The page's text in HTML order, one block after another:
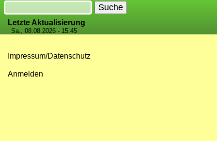
Suche
Letzte Aktualisierung
Sa., 08.08.2026 - 15:45
Impressum/Datenschutz
Anmelden